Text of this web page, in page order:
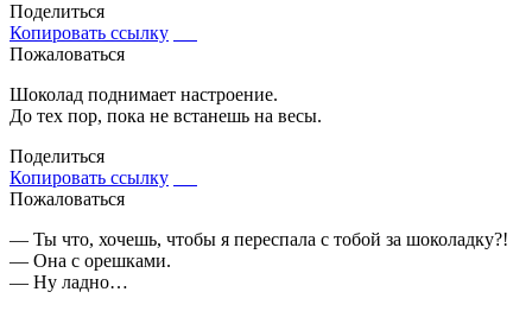
Поделиться
Копировать ссылку
Пожаловаться
Шоколад поднимает настроение.
До тех пор, пока не встанешь на весы.
Поделиться
Копировать ссылку
Пожаловаться
— Ты что, хочешь, чтобы я переспала с тобой за шоколадку?!
— Она с орешками.
— Ну ладно…